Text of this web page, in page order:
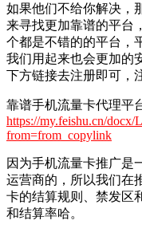
如果他们不给你解决，
来寻找更加靠谱的平台
个都是不错的的平台，
我们用起来也会更加的
下方链接去注册即可，
靠谱手机流量卡代理平
https://my.feishu.cn/
from=from_copylink
因为手机流量卡推广是
运营商的，所以我们在
卡的结算规则、禁发区
和结算率哈。